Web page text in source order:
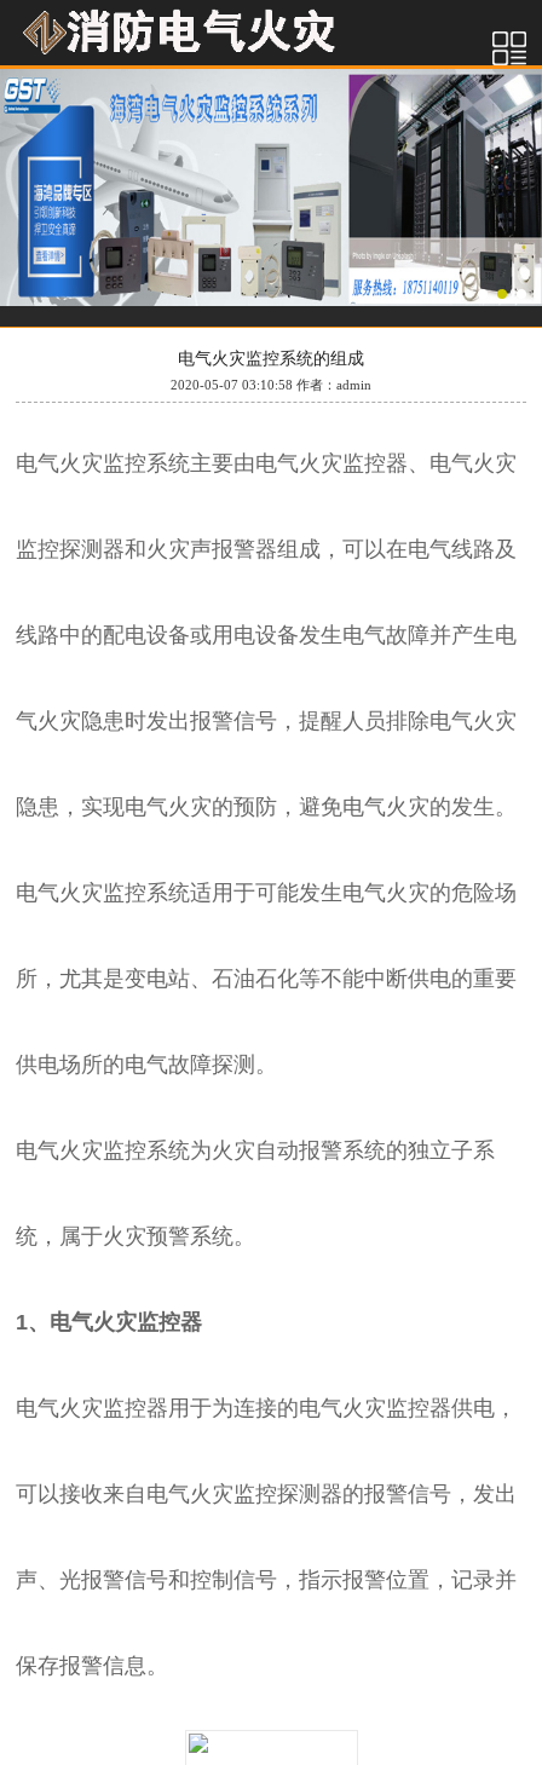
电气火灾监控系统的组成
2020-05-07 03:10:58 作者：admin
电气火灾监控系统主要由电气火灾监控器、电气火灾
监控探测器和火灾声报警器组成，可以在电气线路及
线路中的配电设备或用电设备发生电气故障并产生电
气火灾隐患时发出报警信号，提醒人员排除电气火灾
隐患，实现电气火灾的预防，避免电气火灾的发生。
电气火灾监控系统适用于可能发生电气火灾的危险场
所，尤其是变电站、石油石化等不能中断供电的重要
供电场所的电气故障探测。
电气火灾监控系统为火灾自动报警系统的独立子系
统，属于火灾预警系统。
1、电气火灾监控器
电气火灾监控器用于为连接的电气火灾监控器供电，
可以接收来自电气火灾监控探测器的报警信号，发出
声、光报警信号和控制信号，指示报警位置，记录并
保存报警信息。